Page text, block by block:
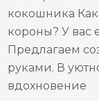
кокошника
короны? У вас
Предлагаем
руками. В
вдохновение